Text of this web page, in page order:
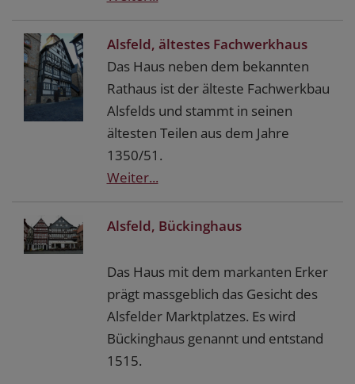
Alsfeld, ältestes Fachwerkhaus
Das Haus neben dem bekannten
Rathaus ist der älteste Fachwerkbau
Alsfelds und stammt in seinen
ältesten Teilen aus dem Jahre
1350/51.
Weiter...
Alsfeld, Bückinghaus
Das Haus mit dem markanten Erker
prägt massgeblich das Gesicht des
Alsfelder Marktplatzes. Es wird
Bückinghaus genannt und entstand
1515.